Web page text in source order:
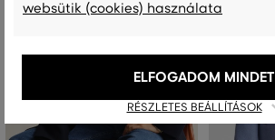
websütik (cookies) használata
RÉSZLETES BEÁLLÍTÁSOK
ELFOGADOM MINDET